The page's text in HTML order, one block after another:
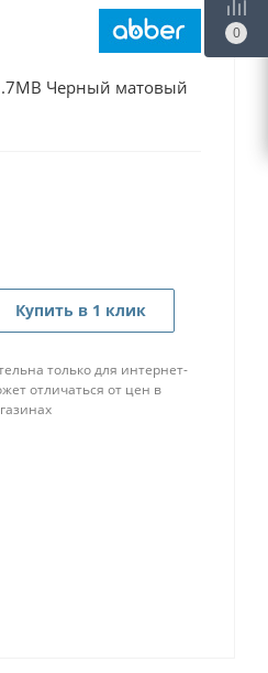
Черный матовый
Купить в 1 клик
только для интернет-
отличаться от цен в
0